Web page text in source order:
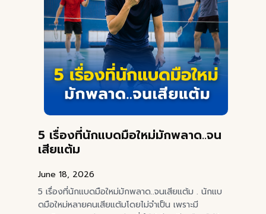
5 เรื่องที่นักแบดมือใหม่มักพลาด..จน
เสียแต้ม
June 18, 2026
5 เรื่องที่นักแบดมือใหม่มักพลาด..จนเสียแต้ม . นักแบ
ดมือใหม่หลายคนเสียแต้มโดยไม่จำเป็น เพราะมี